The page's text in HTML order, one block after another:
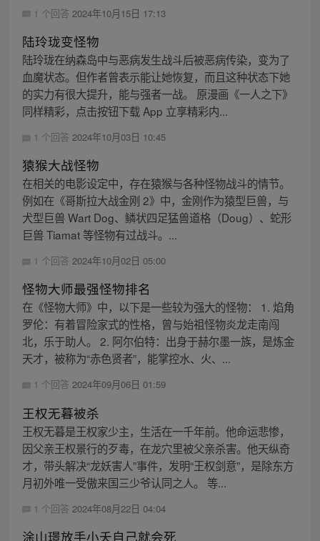
1 个回答 2024年10月15日 17:13
陆玲珑变怪物
陆玲珑在纳森岛中与恶病发生战斗后被恶病传染，变为了
血魔状态。但作者曾表示能让她恢复，而且这种状态下她
的实力有很大提升，能与强者一战。 原漫画《一人之下》
同样精彩，点击按钮下载 App 立享精彩内...
1 个回答 2024年10月03日 10:45
猿猴大战怪物
在相关的电影设定中，存在猿猴与各种怪物战斗的情节。
例如在《哥斯拉大战金刚 2》中，金刚作为猿型巨兽，与
犬型巨兽 Wart Dog、鳞状四足猛兽道格（Doug）、蛇形
巨兽 Tiamat 等怪物有过战斗。...
1 个回答 2024年10月02日 05:00
怪物大师最强怪物排名
在《怪物大师》中，以下是一些较为强大的怪物： 1. 焰角
罗伦：有着冒险家式的性格，曾与始祖怪物炎龙走南闯
北，乐于助人。 2. 阿尔伯特：出身于赫尔墨一族，是炼金
天才，被称为“赤色贤者”，能掌控水、火、...
1 个回答 2024年09月06日 01:59
王权无暮被杀
王权无暮是王权家少主，生活在一千年前。他命运悲惨，
因父亲王权景行的歹毒，在龙穴里被父亲杀害。他天纵奇
才，带头解决“龙妖害人”事件，发明“王权剑意”，是除东方
月初外唯一受傲来国三少爷认同之人。 等...
1 个回答 2024年08月22日 04:04
涂山璟放手小夭自己就会死